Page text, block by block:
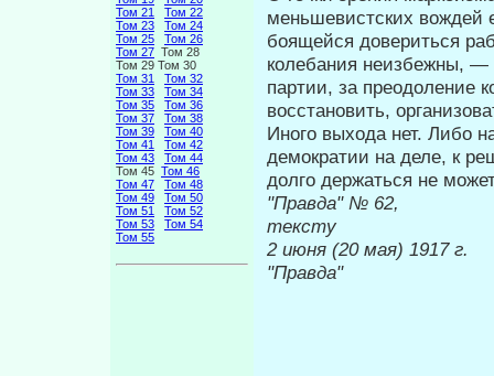
Том 21
Том 22
Том 23
Том 24
Том 25
Том 26
Том 27 Том 28
Том 29 Том 30
Том 31
Том 32
Том 33
Том 34
Том 35
Том 36
Том 37
Том 38
Том 39
Том 40
Том 41
Том 42
Том 43
Том 44
Том 45 Том 46
Том 47
Том 48
Том 49
Том 50
Том 51
Том 52
Том 53
Том 54
Том 55
меньшевистских вождей
боящейся довериться
колебания неизбежны, —
партии, за преодоление
восстановить,
Иного выхода нет. Либо
демокра­тии на деле, к
долго держаться не
"Правда"
тексту
2 июня
"Правда"